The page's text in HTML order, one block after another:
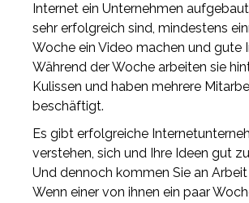
Internet ein Unternehmen
sehr erfolgreich sind, mindestens
Woche ein Video machen und gute
Während der Woche arbeiten sie
Kulissen und haben mehrere
beschäftigt.
Es gibt erfolgreiche
verstehen, sich und Ihre Ideen gut
Und dennoch kommen Sie an
Wenn einer von ihnen ein paar